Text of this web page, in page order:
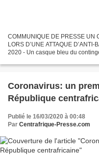
COMMUNIQUE DE PRESSE UN
LORS D’UNE ATTAQUE
2020 - Un casque bleu du
Coronavirus: un
République
Publié le 16/03/2020 à 00:48
Par Centrafrique-Presse.com